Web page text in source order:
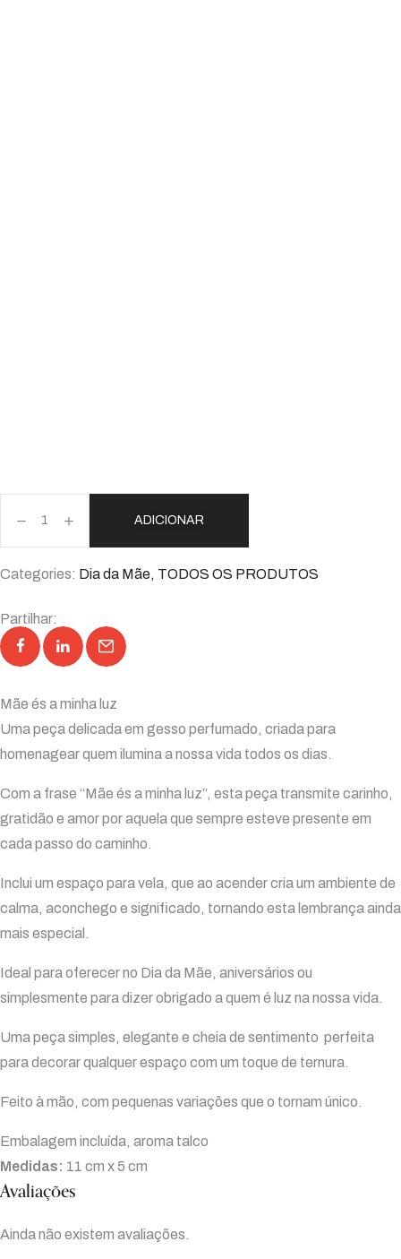
ADICIONAR
Categories: Dia da Mãe, TODOS OS PRODUTOS
Partilhar:
Mãe és a minha luz
Uma peça delicada em gesso perfumado, criada para
homenagear quem ilumina a nossa vida todos os dias.
Com a frase “Mãe és a minha luz”, esta peça transmite carinho,
gratidão e amor por aquela que sempre esteve presente em
cada passo do caminho.
Inclui um espaço para vela, que ao acender cria um ambiente de
calma, aconchego e significado, tornando esta lembrança ainda
mais especial.
Ideal para oferecer no Dia da Mãe, aniversários ou
simplesmente para dizer obrigado a quem é luz na nossa vida.
Uma peça simples, elegante e cheia de sentimento perfeita
para decorar qualquer espaço com um toque de ternura.
Feito à mão, com pequenas variações que o tornam único.
Embalagem incluída, aroma talco
Medidas: 11 cm x 5 cm
Avaliações
Ainda não existem avaliações.